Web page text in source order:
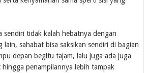
tidak kalah hebatnya dengan
lain, sahabat bisa saksikan sendiri di bagian
depan begitu tajam, lalu juga ada juga
penampilannya lebih tampak